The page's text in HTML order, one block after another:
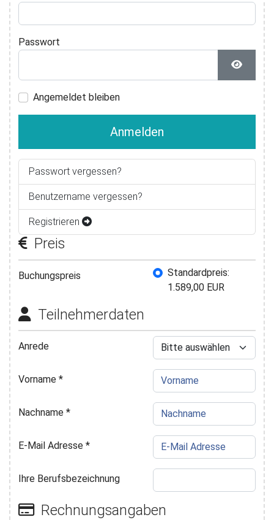
Passwort
Angemeldet bleiben
Anmelden
Passwort vergessen?
Benutzername vergessen?
Registrieren
Preis
Buchungspreis Buchungspreis
Standardpreis:
1.589,00 EUR
Teilnehmerdaten
Anrede
Vorname*
Nachname*
E-Mail Adresse*
Ihre Berufsbezeichnung
Rechnungsangaben